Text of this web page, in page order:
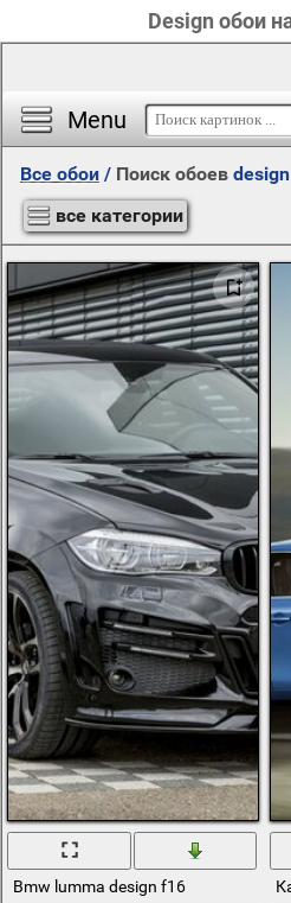
Design обои
Menu
Все обои / Поиск обоев design
все категории
Bmw lumma design f16